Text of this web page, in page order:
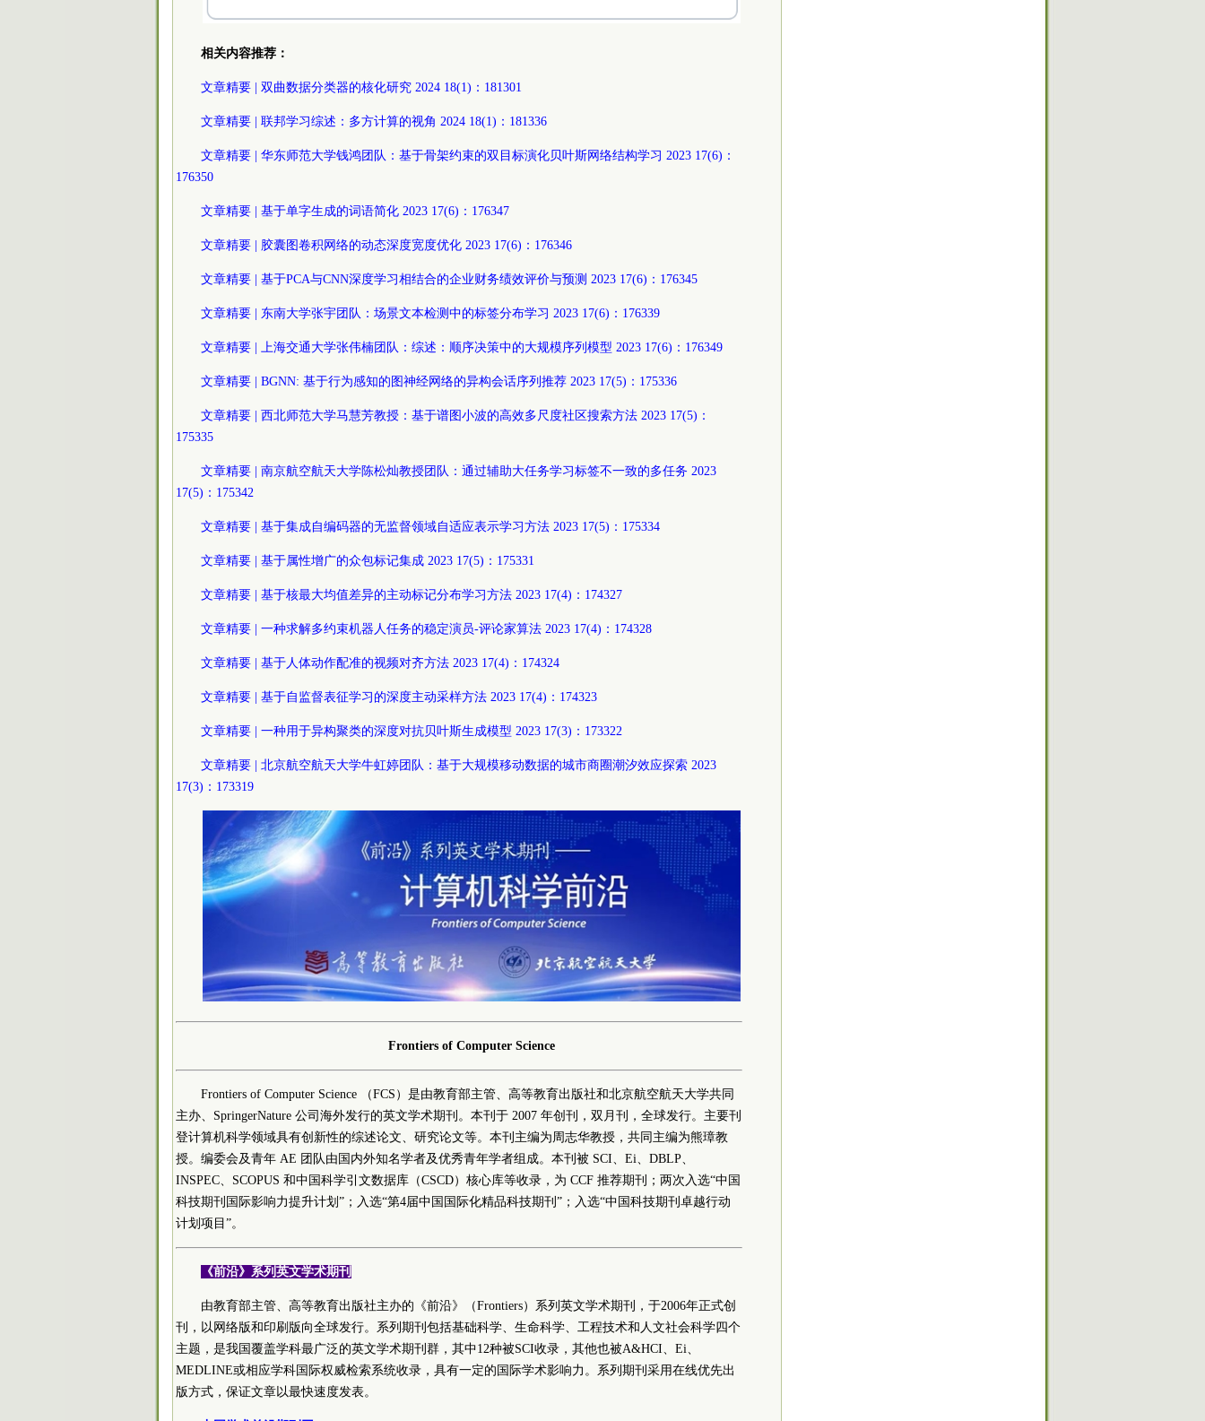
相关内容推荐：
文章精要 | 双曲数据分类器的核化研究 2024 18(1)：181301
文章精要 | 联邦学习综述：多方计算的视角 2024 18(1)：181336
文章精要 | 华东师范大学钱鸿团队：基于骨架约束的双目标演化贝叶斯网络结构学习 2023 17(6)：
176350
文章精要 | 基于单字生成的词语简化 2023 17(6)：176347
文章精要 | 胶囊图卷积网络的动态深度宽度优化 2023 17(6)：176346
文章精要 | 基于PCA与CNN深度学习相结合的企业财务绩效评价与预测 2023 17(6)：176345
文章精要 | 东南大学张宇团队：场景文本检测中的标签分布学习 2023 17(6)：176339
文章精要 | 上海交通大学张伟楠团队：综述：顺序决策中的大规模序列模型 2023 17(6)：176349
文章精要 | BGNN: 基于行为感知的图神经网络的异构会话序列推荐 2023 17(5)：175336
文章精要 | 西北师范大学马慧芳教授：基于谱图小波的高效多尺度社区搜索方法 2023 17(5)：
175335
文章精要 | 南京航空航天大学陈松灿教授团队：通过辅助大任务学习标签不一致的多任务 2023
17(5)：175342
文章精要 | 基于集成自编码器的无监督领域自适应表示学习方法 2023 17(5)：175334
文章精要 | 基于属性增广的众包标记集成 2023 17(5)：175331
文章精要 | 基于核最大均值差异的主动标记分布学习方法 2023 17(4)：174327
文章精要 | 一种求解多约束机器人任务的稳定演员-评论家算法 2023 17(4)：174328
文章精要 | 基于人体动作配准的视频对齐方法 2023 17(4)：174324
文章精要 | 基于自监督表征学习的深度主动采样方法 2023 17(4)：174323
文章精要 | 一种用于异构聚类的深度对抗贝叶斯生成模型 2023 17(3)：173322
文章精要 | 北京航空航天大学牛虹婷团队：基于大规模移动数据的城市商圈潮汐效应探索 2023
17(3)：173319
Frontiers of Computer Science
Frontiers of Computer Science （FCS）是由教育部主管、高等教育出版社和北京航空航天大学共同
主办、SpringerNature 公司海外发行的英文学术期刊。本刊于 2007 年创刊，双月刊，全球发行。主要刊
登计算机科学领域具有创新性的综述论文、研究论文等。本刊主编为周志华教授，共同主编为熊璋教
授。编委会及青年 AE 团队由国内外知名学者及优秀青年学者组成。本刊被 SCI、Ei、DBLP、
INSPEC、SCOPUS 和中国科学引文数据库（CSCD）核心库等收录，为 CCF 推荐期刊；两次入选“中国
科技期刊国际影响力提升计划”；入选“第4届中国国际化精品科技期刊”；入选“中国科技期刊卓越行动
计划项目”。
《前沿》系列英文学术期刊
由教育部主管、高等教育出版社主办的《前沿》（Frontiers）系列英文学术期刊，于2006年正式创
刊，以网络版和印刷版向全球发行。系列期刊包括基础科学、生命科学、工程技术和人文社会科学四个
主题，是我国覆盖学科最广泛的英文学术期刊群，其中12种被SCI收录，其他也被A&HCI、Ei、
MEDLINE或相应学科国际权威检索系统收录，具有一定的国际学术影响力。系列期刊采用在线优先出
版方式，保证文章以最快速度发表。